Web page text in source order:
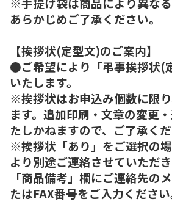
あらかじめご了承ください。
【挨拶状(定型文)のご案内】
●ご希望により「弔事挨拶状(
いたします。
※挨拶状はお申込み個数に限
ます。追加印刷・文章の変更
たしかねますので、ご了承くだ
※挨拶状「あり」をご選択の
より別途ご連絡させていただき
「商品備考」欄にご連絡先の
たはFAX番号をご入力ください